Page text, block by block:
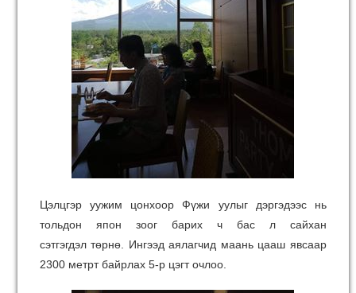
Цэлцгэр уужим цонхоор Фүжи уулыг дэргэдээс нь
тольдон япон зоог барих ч бас л сайхан
сэтгэгдэл төрнө. Ингээд аялагчид маань цааш явсаар
2300 метрт байрлах 5-р цэгт очлоо.